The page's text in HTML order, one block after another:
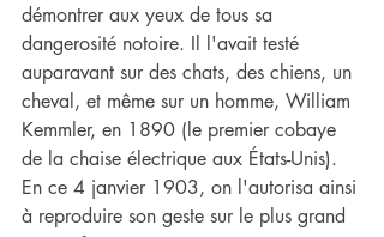
démontrer aux yeux de tous sa
dangerosité notoire. Il l'avait testé
auparavant sur des chats, des chiens, un
cheval, et même sur un homme, William
Kemmler, en 1890 (le premier cobaye
de la chaise électrique aux États-Unis).
En ce 4 janvier 1903, on l'autorisa ainsi
à reproduire son geste sur le plus grand